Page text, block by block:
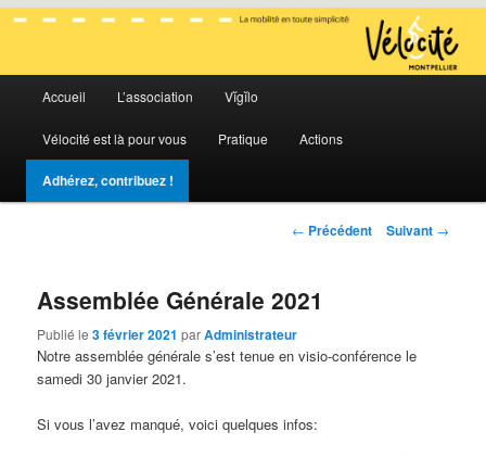
Vélocité Grand Montpellier
La mobilité en toute simplicité
Aller
au
contenu
Aller
au
contenu
Accueil L’association Vĭgĭlo
Vélocité est là pour vous Pratique Actions
Adhérez, contribuez !
Navigation
← Précédent Suivant →
Assemblée Générale 2021
Publié le3 février 2021 parAdministrateur
Notre assemblée générale s’est tenue en visio-conférence le
samedi 30 janvier 2021.
Si vous l’avez manqué, voici quelques infos: